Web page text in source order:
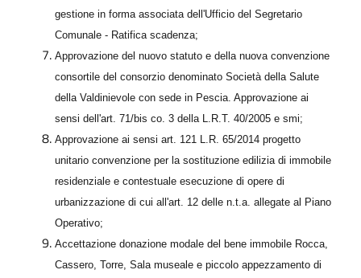
gestione in forma associata dell'Ufficio del Segretario
Comunale - Ratifica scadenza;
Approvazione del nuovo statuto e della nuova convenzione
consortile del consorzio denominato Società della Salute
della Valdinievole con sede in Pescia. Approvazione ai
sensi dell'art. 71/bis co. 3 della L.R.T. 40/2005 e smi;
Approvazione ai sensi art. 121 L.R. 65/2014 progetto
unitario convenzione per la sostituzione edilizia di immobile
residenziale e contestuale esecuzione di opere di
urbanizzazione di cui all'art. 12 delle n.t.a. allegate al Piano
Operativo;
Accettazione donazione modale del bene immobile Rocca,
Cassero, Torre, Sala museale e piccolo appezzamento di